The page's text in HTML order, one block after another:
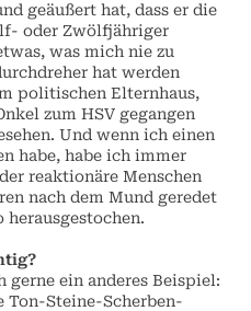
geäußert hat, dass er die
oder Zwölfjähriger
was mich nie zu
hat werden
politischen Elternhaus,
zum HSV gegangen
Und wenn ich einen
habe, habe ich immer
reaktionäre Menschen
nach dem Mund geredet
herausgestochen.
gerne ein anderes Beispiel:
Ton-Steine-Scherben-